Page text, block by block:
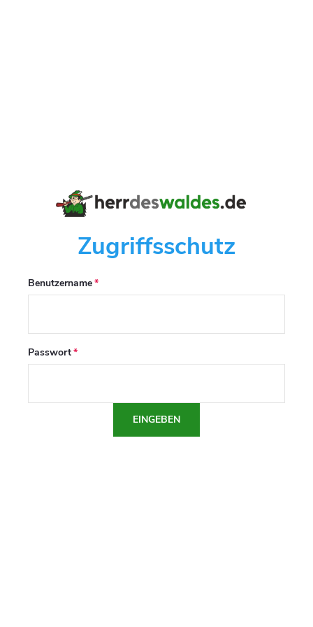
Zugriffsschutz
Benutzername
Passwort
EINGEBEN